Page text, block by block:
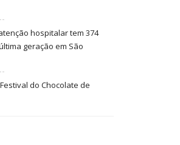
hospitalar tem 374
geração em São
do Chocolate de